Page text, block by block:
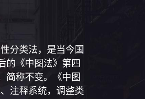
分类法，是当今国
的《中图法》第四
简称不变。《中图
注释系统，调整类